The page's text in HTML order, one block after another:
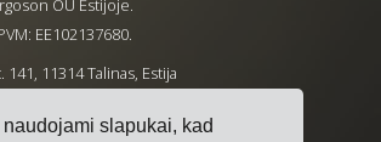
slapukai, kad
OÜ Estijoje.
EE102137680.
11314 Talinas, Estija